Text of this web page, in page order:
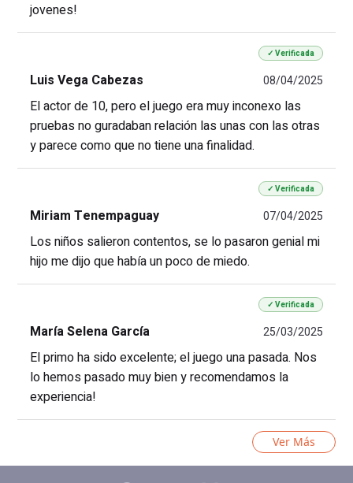
jovenes!
✓ Verificada
Luis Vega Cabezas 08/04/2025
El actor de 10, pero el juego era muy inconexo las
pruebas no guradaban relación las unas con las otras
y parece como que no tiene una finalidad.
✓ Verificada
Miriam Tenempaguay 07/04/2025
Los niños salieron contentos, se lo pasaron genial mi
hijo me dijo que había un poco de miedo.
✓ Verificada
María Selena García 25/03/2025
El primo ha sido excelente; el juego una pasada. Nos
lo hemos pasado muy bien y recomendamos la
experiencia!
Ver Más